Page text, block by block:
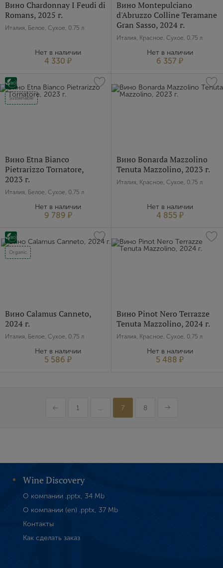
Вино Chardonnay I Feudi di
Romans, 2025 г.
Италия, Белое, Сухое, 0.75 л
Нет в наличии
4 330 ₽
Вино Montepulciano
d'Abruzzo Colline Teramane
Gran Sasso, 2024 г.
Италия, Красное, Сухое, 0.75 л
Нет в наличии
6 357 ₽
Sustainable
Вино Etna Bianco
Pietrarizzo Tornatore,
2023 г.
Италия, Белое, Сухое, 0.75 л
Нет в наличии
9 789 ₽
Вино Bonarda Mazzolino
Tenuta Mazzolino, 2023 г.
Италия, Красное, Сухое, 0.75 л
Нет в наличии
4 855 ₽
Organic
Вино Calamus Canneto,
2024 г.
Италия, Белое, Сухое, 0.75 л
Нет в наличии
5 586 ₽
Вино Pinot Nero Terrazze
Tenuta Mazzolino, 2024 г.
Италия, Красное, Сухое, 0.75 л
Нет в наличии
5 488 ₽
1 ... 7 8
Wine Discovery
О компании .pptx, 34 Mb
О компании (en) .pptx, 37 Mb
Контакты
Как сделать заказ